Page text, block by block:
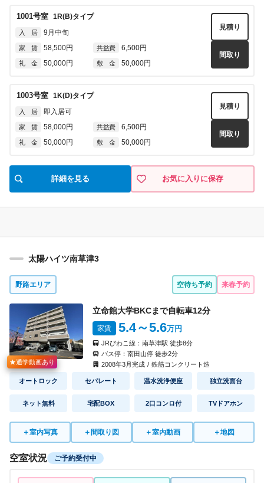
1001号室 1R(B)タイプ
入 居 9月中旬
家 賃 58,500円 共益費 6,500円
礼 金 50,000円 敷 金 50,000円
見積り
間取り
1003号室 1K(D)タイプ
入 居 即入居可
家 賃 58,000円 共益費 6,500円
礼 金 50,000円 敷 金 50,000円
見積り
間取り
詳細を見る お気に入りに保存
太陽ハイツ南草津3
野路エリア 空待ち予約 来春予約
★通学動画あり
立命館大学BKCまで自転車12分
家賃 5.4～5.6万円
JRびわこ線： 南草津駅 徒歩8分
バス停： 南田山停徒歩2分
2008年3月完成 / 鉄筋コンクリート造
オートロック セパレート 温水洗浄便座 独立洗面台
ネット無料 宅配BOX 2口コンロ付 TVドアホン
＋室内写真 ＋ 間取り図 ＋室内動画 ＋地図
空室状況 ご予約受付中